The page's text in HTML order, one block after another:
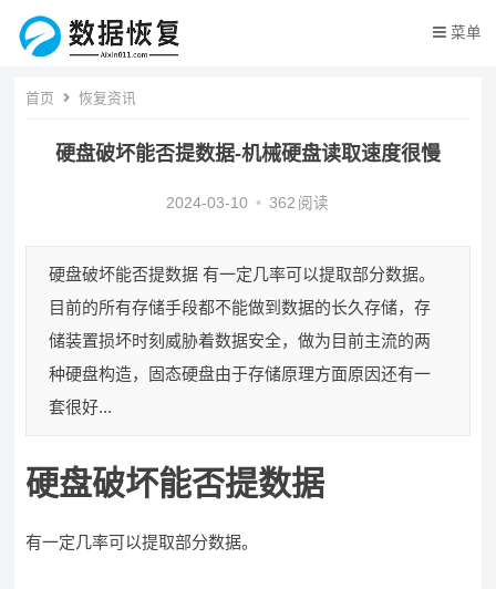
菜单
首页 恢复资讯
硬盘破坏能否提数据-机械硬盘读取速度很慢
2024-03-10 • 362 阅读
硬盘破坏能否提数据 有一定几率可以提取部分数据。
目前的所有存储手段都不能做到数据的长久存储，存
储装置损坏时刻威胁着数据安全，做为目前主流的两
种硬盘构造，固态硬盘由于存储原理方面原因还有一
套很好...
硬盘破坏能否提数据
有一定几率可以提取部分数据。